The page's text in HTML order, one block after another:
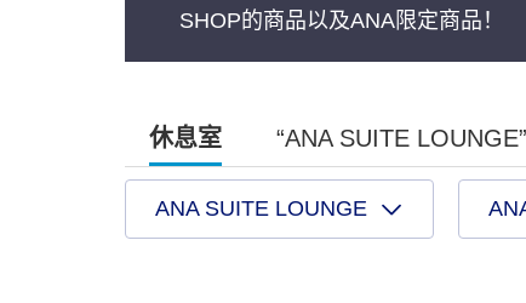
SHOP的商品以及ANA限定商品！
休息室 “ANA SUITE
ANA SUITE LOUNGE